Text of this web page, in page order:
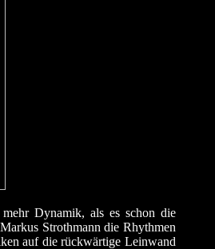
Dynamik, als es schon die
Strothmann die Rhythmen
auf die rückwärtige Leinwand